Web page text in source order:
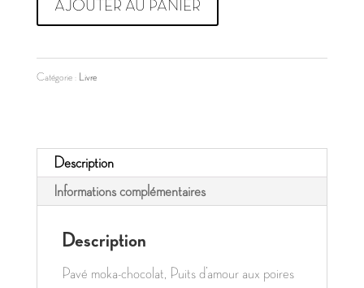
de
Chocolat
AJOUTER AU PANIER
Catégorie : Livre
Description
Informations complémentaires
Description
Pavé moka-chocolat, Puits d’amour aux poires